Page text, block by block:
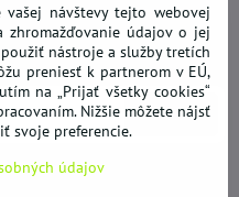
novinky:
Odoberať
e-mailom
vašej návštevy tejto webovej
údajov o jej
nástroje a služby tretích
preniesť k partnerom v EÚ,
na „Prijať všetky cookies“
Nižšie môžete nájsť
svoje preferencie.
údajov